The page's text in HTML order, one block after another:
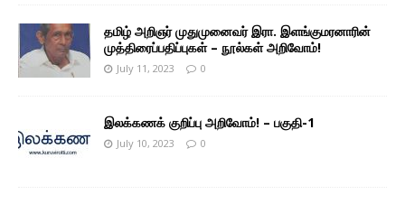
தமிழ் அறிஞர் முதுமுனைவர் இரா. இளங்குமரனாரின்
முத்திரைப்பதிப்புகள் – நூல்கள் அறிவோம்!
July 11, 2023 0
இலக்கணக் குறிப்பு அறிவோம்! – பகுதி-1
July 10, 2023 0